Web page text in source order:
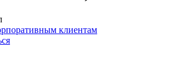
клиентам